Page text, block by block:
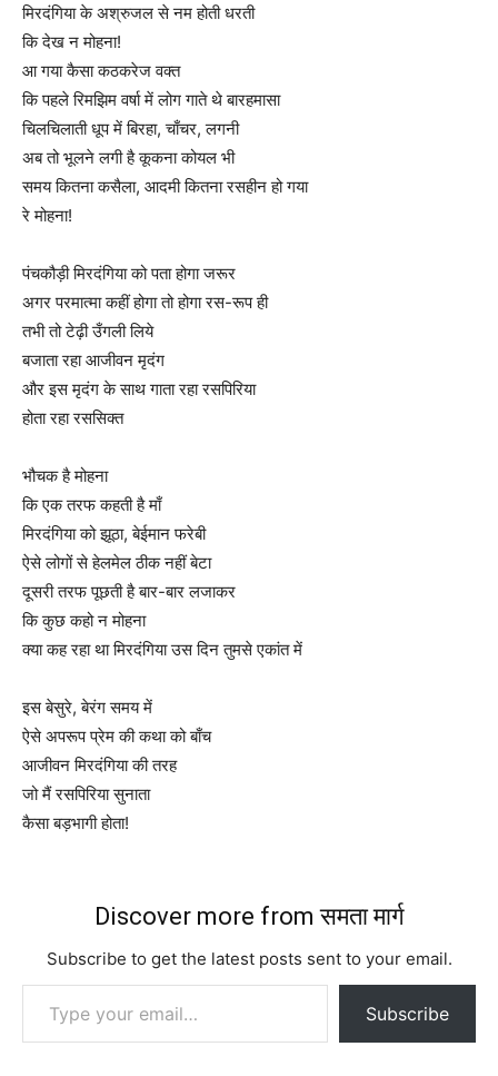
मिरदंगिया के अश्रुजल से नम होती धरती
कि देख न मोहना!
आ गया कैसा कठकरेज वक्त
कि पहले रिमझिम वर्षा में लोग गाते थे बारहमासा
चिलचिलाती धूप में बिरहा, चाँचर, लगनी
अब तो भूलने लगी है कूकना कोयल भी
समय कितना कसैला, आदमी कितना रसहीन हो गया
रे मोहना!
पंचकौड़ी मिरदंगिया को पता होगा जरूर
अगर परमात्मा कहीं होगा तो होगा रस-रूप ही
तभी तो टेढ़ी उँगली लिये
बजाता रहा आजीवन मृदंग
और इस मृदंग के साथ गाता रहा रसपिरिया
होता रहा रससिक्त
भौचक है मोहना
कि एक तरफ कहती है माँ
मिरदंगिया को झूठा, बेईमान फरेबी
ऐसे लोगों से हेलमेल ठीक नहीं बेटा
दूसरी तरफ पूछती है बार-बार लजाकर
कि कुछ कहो न मोहना
क्या कह रहा था मिरदंगिया उस दिन तुमसे एकांत में
इस बेसुरे, बेरंग समय में
ऐसे अपरूप प्रेम की कथा को बाँच
आजीवन मिरदंगिया की तरह
जो मैं रसपिरिया सुनाता
कैसा बड़भागी होता!
Discover more from समता मार्ग
Subscribe to get the latest posts sent to your email.
Type your email…
Subscribe